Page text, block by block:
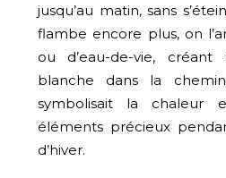
jusqu’au matin, sans
flambe encore plus, on
ou d’eau-de-vie,
blanche dans la
symbolisait la chaleur
éléments précieux
d’hiver.